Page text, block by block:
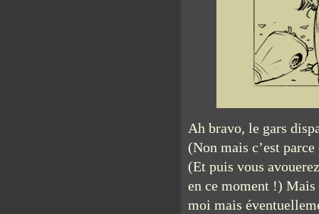
Ah bravo, le gars
(Non mais c’est
(Et puis vous
en ce moment !) Mais
moi mais